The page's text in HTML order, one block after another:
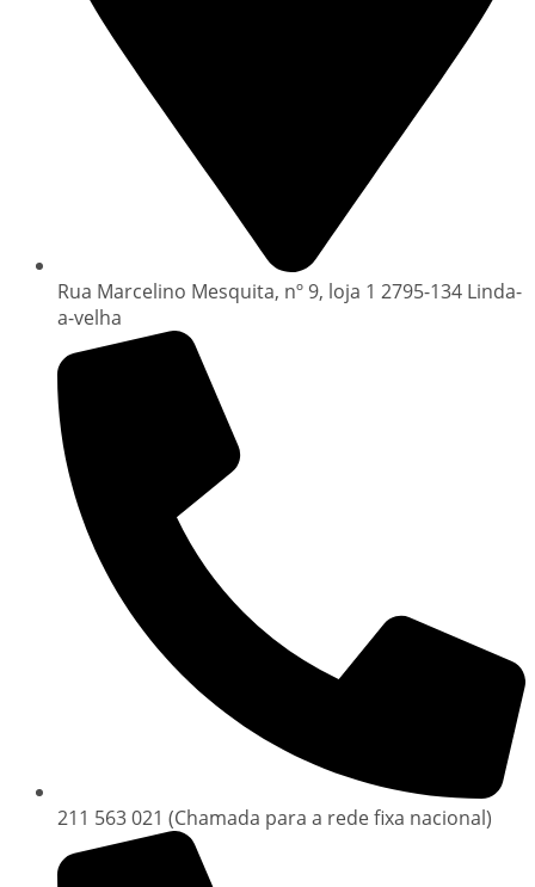
Rua Marcelino Mesquita, nº 9, loja 1 2795-134 Linda-
a-velha
211 563 021 (Chamada para a rede fixa nacional)